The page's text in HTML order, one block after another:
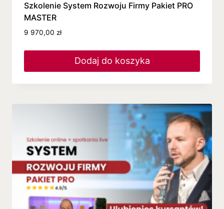
Szkolenie System Rozwoju Firmy Pakiet PRO
MASTER
9 970,00 zł
Dodaj do koszyka